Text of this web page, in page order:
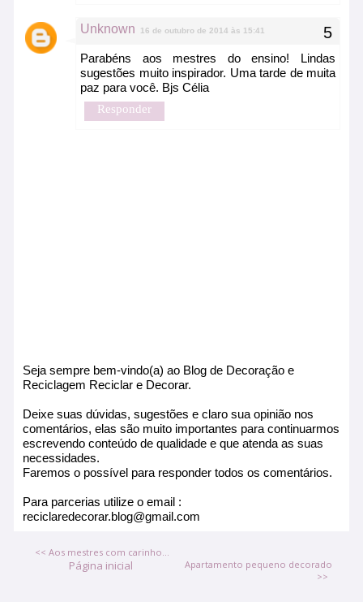
Unknown 16 de outubro de 2014 às 15:41
Parabéns aos mestres do ensino! Lindas
sugestões muito inspirador. Uma tarde de muita
paz para você. Bjs Célia
Responder
Seja sempre bem-vindo(a) ao Blog de Decoração e
Reciclagem Reciclar e Decorar.
Deixe suas dúvidas, sugestões e claro sua opinião nos
comentários, elas são muito importantes para continuarmos
escrevendo conteúdo de qualidade e que atenda as suas
necessidades.
Faremos o possível para responder todos os comentários.
Para parcerias utilize o email :
reciclaredecorar.blog@gmail.com
<< Aos mestres com carinho...
Apartamento pequeno decorado
>>
Página inicial